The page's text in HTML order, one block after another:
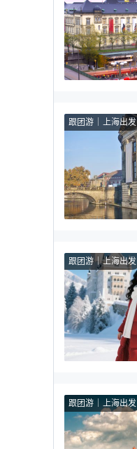
跟团游 上海出发
跟团游 上海出发
跟团游 上海出发